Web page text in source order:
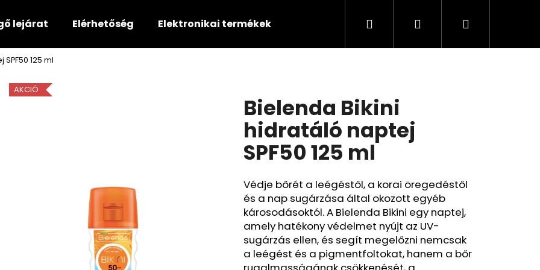
lejárat Elérhetőség Elektronikai termékek Minden termék
KeresésBejelentkezés
Kosár
125 ml
Bielenda Bikini
hidratáló naptej
SPF50 125 ml
Védje bőrét a leégéstől, a korai öregedéstől
és a nap sugárzása által okozott egyéb
károsodásoktól. A Bielenda Bikini egy naptej,
amely hatékony védelmet nyújt az UV-
sugárzás ellen, és segít megelőzni nemcsak
a leégést és a pigmentfoltokat, hanem a bőr
AKCIÓ
Mit keres?
Következő